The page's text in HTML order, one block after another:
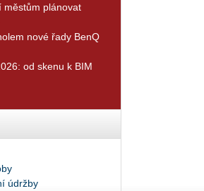
městům plánovat
nové řady BenQ
od skenu k BIM
údržby